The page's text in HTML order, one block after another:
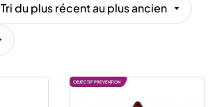
Tri du plus récent au plus ancien
OBJECTIF PREVENTION